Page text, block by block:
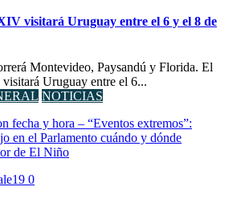
visitará Uruguay entre el 6 y el 8 de
Montevideo, Paysandú y Florida. El
Uruguay entre el 6...
NOTICIAS
0